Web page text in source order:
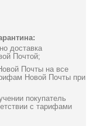
доставка
Почтой;
Почты на все
Новой Почты при
покупатель
с тарифами